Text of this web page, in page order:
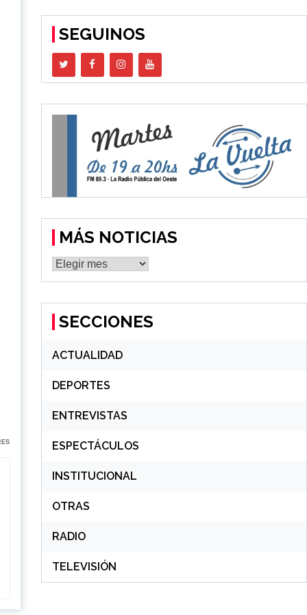
SEGUINOS
MÁS NOTICIAS
MÁS
NOTICIAS
SECCIONES
ACTUALIDAD
DEPORTES
ENTREVISTAS
ESPECTÁCULOS
INSTITUCIONAL
OTRAS
RADIO
TELEVISIÓN